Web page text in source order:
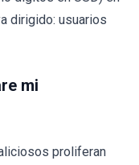
dirigido: usuarios
mi
proliferan